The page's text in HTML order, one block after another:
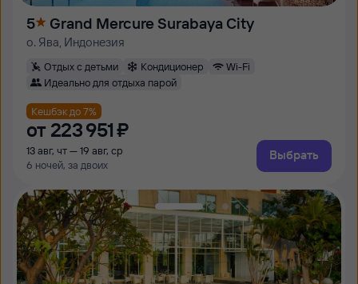
5 Grand Mercure Surabaya City
о. Ява, Индонезия
Отдых с детьми Кондиционер
Wi-Fi
Идеально для отдыха парой
Кешбэк до 7%
от 223 ⁠951 ⁠₽
13 авг, чт — 19 авг, ср
6 ночей, за двоих
Выбрать